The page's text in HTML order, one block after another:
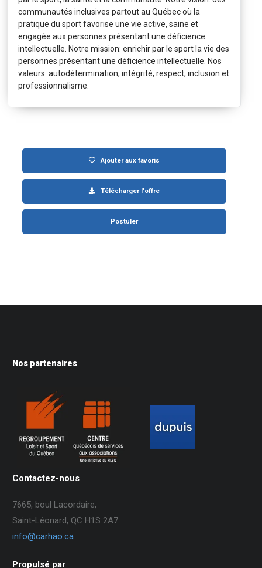
communautés inclusives partout au Québec où la
pratique du sport favorise une vie active, saine et
engagée aux personnes présentant une déficience
intellectuelle. Notre mission: enrichir par le sport la vie des
personnes présentant une déficience intellectuelle. Nos
valeurs: autodétermination, intégrité, respect, inclusion et
professionnalisme.
Ajouter aux favoris
Télécharger l'offre
Postuler
Nos partenaires
Contactez-nous
7665, boul Lacordaire,
Saint-Léonard, QC H1S 2A7
info@carhao.ca
Propulsé par